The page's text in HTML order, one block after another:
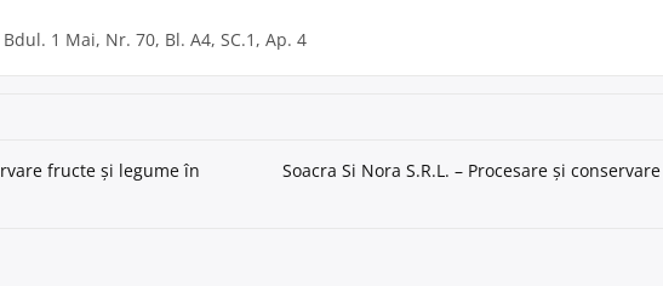
1 Mai, Nr. 70, Bl. A4, SC.1, Ap. 4
fructe și legume în
Soacra Si Nora S.R.L. – Procesare și